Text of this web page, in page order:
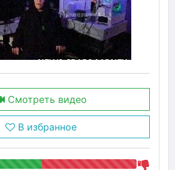
Смотреть видео
В избранное